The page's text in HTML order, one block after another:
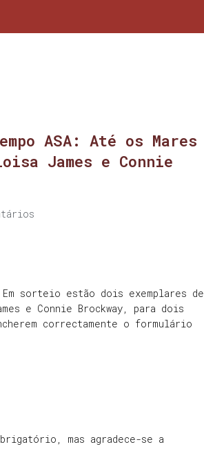
ASA: Até os Mares
James e Connie
Em sorteio estão dois exemplares de
e Connie Brockway, para dois
correctamente o formulário
mas agradece-se a